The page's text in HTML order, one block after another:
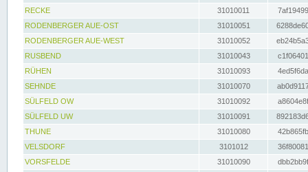
RECKE
31010011
RODENBERGER AUE-OST
31010051
RODENBERGER AUE-WEST
31010052
RUSBEND
31010043
RÜHEN
31010093
SEHNDE
31010070
SÜLFELD OW
31010092
SÜLFELD UW
31010091
THUNE
31010080
VELSDORF
3101012
VORSFELDE
31010090